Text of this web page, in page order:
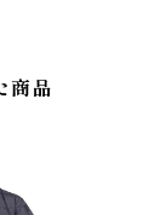
商品